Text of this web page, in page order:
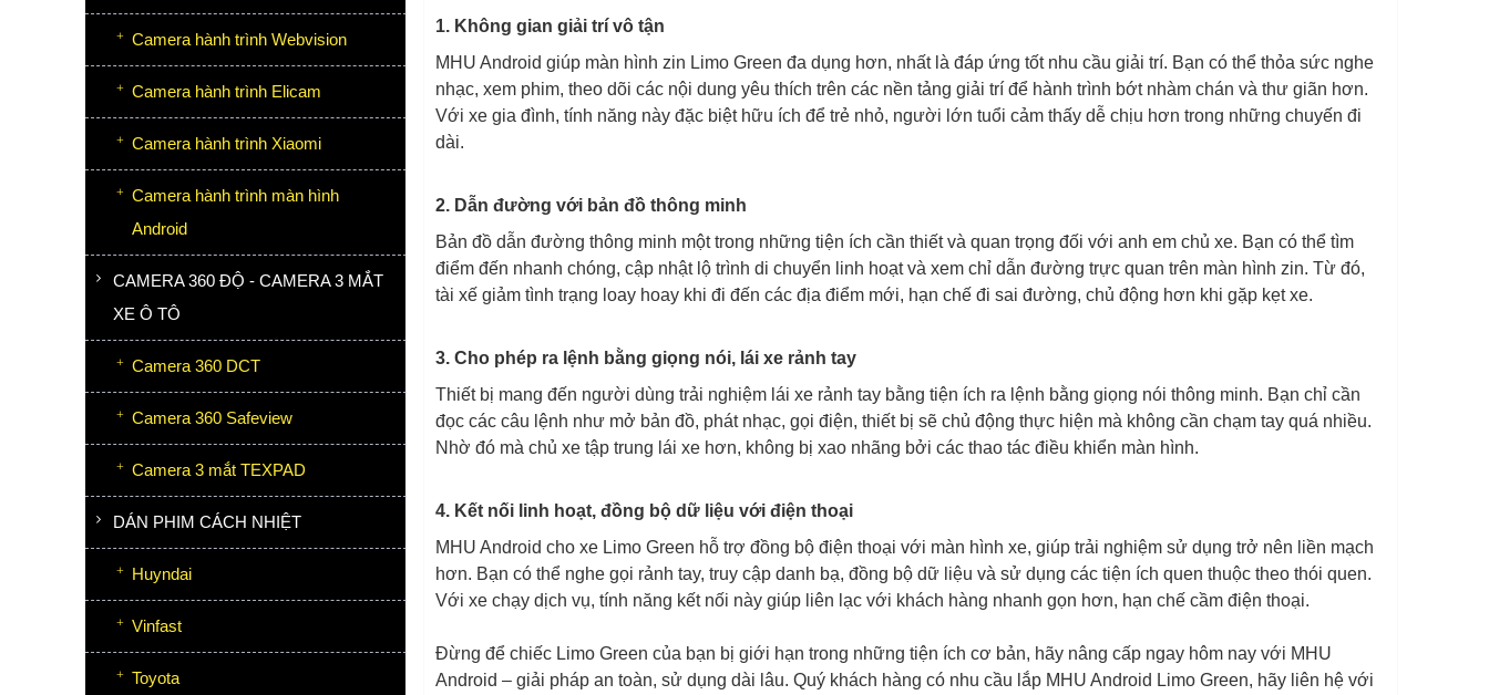
1. Không gian giải trí vô tận
MHU Android giúp màn hình zin Limo Green đa dụng hơn, nhất là đáp ứng tốt nhu cầu giải trí. Bạn có thể thỏa sức nghe
nhạc, xem phim, theo dõi các nội dung yêu thích trên các nền tảng giải trí để hành trình bớt nhàm chán và thư giãn hơn.
Với xe gia đình, tính năng này đặc biệt hữu ích để trẻ nhỏ, người lớn tuổi cảm thấy dễ chịu hơn trong những chuyến đi
dài.
2. Dẫn đường với bản đồ thông minh
Bản đồ dẫn đường thông minh một trong những tiện ích cần thiết và quan trọng đối với anh em chủ xe. Bạn có thể tìm
điểm đến nhanh chóng, cập nhật lộ trình di chuyển linh hoạt và xem chỉ dẫn đường trực quan trên màn hình zin. Từ đó,
tài xế giảm tình trạng loay hoay khi đi đến các địa điểm mới, hạn chế đi sai đường, chủ động hơn khi gặp kẹt xe.
3. Cho phép ra lệnh bằng giọng nói, lái xe rảnh tay
Thiết bị mang đến người dùng trải nghiệm lái xe rảnh tay bằng tiện ích ra lệnh bằng giọng nói thông minh. Bạn chỉ cần
đọc các câu lệnh như mở bản đồ, phát nhạc, gọi điện, thiết bị sẽ chủ động thực hiện mà không cần chạm tay quá nhiều.
Nhờ đó mà chủ xe tập trung lái xe hơn, không bị xao nhãng bởi các thao tác điều khiển màn hình.
4. Kết nối linh hoạt, đồng bộ dữ liệu với điện thoại
MHU Android cho xe Limo Green hỗ trợ đồng bộ điện thoại với màn hình xe, giúp trải nghiệm sử dụng trở nên liền mạch
hơn. Bạn có thể nghe gọi rảnh tay, truy cập danh bạ, đồng bộ dữ liệu và sử dụng các tiện ích quen thuộc theo thói quen.
Với xe chạy dịch vụ, tính năng kết nối này giúp liên lạc với khách hàng nhanh gọn hơn, hạn chế cầm điện thoại.
Đừng để chiếc Limo Green của bạn bị giới hạn trong những tiện ích cơ bản, hãy nâng cấp ngay hôm nay với MHU
Android – giải pháp an toàn, sử dụng dài lâu. Quý khách hàng có nhu cầu lắp MHU Android Limo Green, hãy liên hệ với
Camera hành trình Webvision
Camera hành trình Elicam
Camera hành trình Xiaomi
Camera hành trình màn hình
Android
CAMERA 360 ĐỘ - CAMERA 3 MẮT
XE Ô TÔ
Camera 360 DCT
Camera 360 Safeview
Camera 3 mắt TEXPAD
DÁN PHIM CÁCH NHIỆT
Huyndai
Vinfast
Toyota